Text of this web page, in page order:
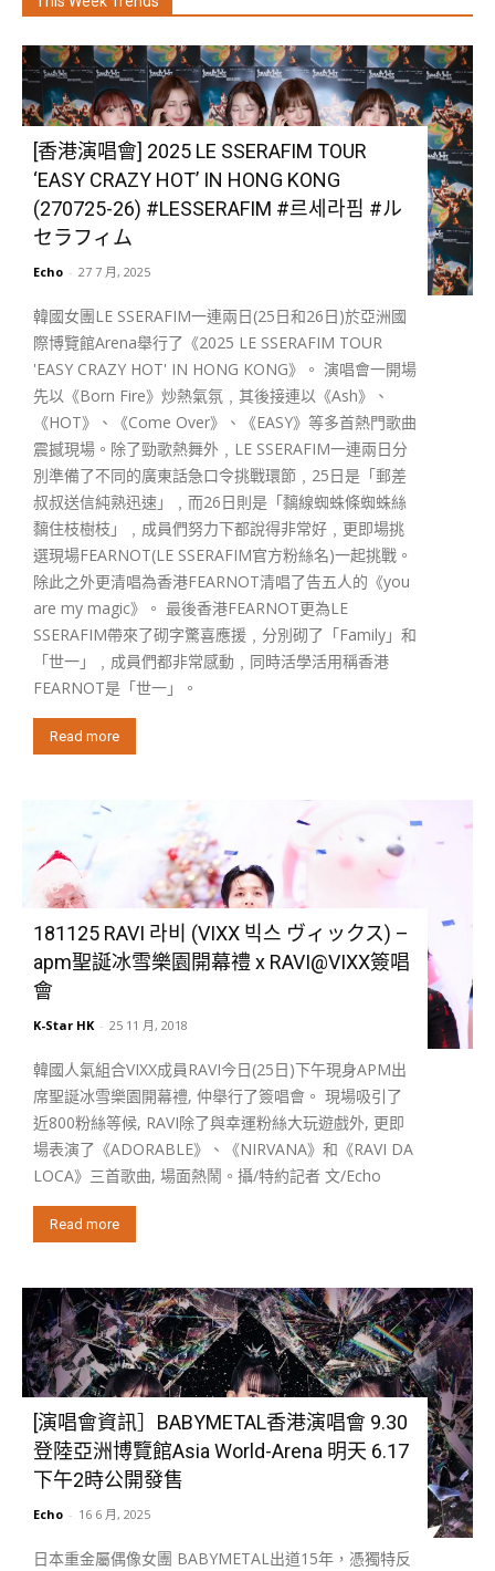
[香港演唱會] 2025 LE SSERAFIM TOUR
‘EASY CRAZY HOT’ IN HONG KONG
(270725-26) #LESSERAFIM #르세라핌 #ル
セラフィム
Echo - 27 7 月, 2025
韓國女團LE SSERAFIM一連兩日(25日和26日)於亞洲國
際博覽館Arena舉行了《2025 LE SSERAFIM TOUR
'EASY CRAZY HOT' IN HONG KONG》。 演唱會一開場
先以《Born Fire》炒熱氣氛﹐其後接連以《Ash》、
《HOT》、《Come Over》、《EASY》等多首熱門歌曲
震撼現場。除了勁歌熱舞外﹐LE SSERAFIM一連兩日分
別準備了不同的廣東話急口令挑戰環節﹐25日是「郵差
叔叔送信純熟迅速」﹐而26日則是「黐線蜘蛛條蜘蛛絲
黐住枝樹枝」﹐成員們努力下都說得非常好﹐更即場挑
選現場FEARNOT(LE SSERAFIM官方粉絲名)一起挑戰。
除此之外更清唱為香港FEARNOT清唱了告五人的《you
are my magic》。 最後香港FEARNOT更為LE
SSERAFIM帶來了砌字驚喜應援﹐分別砌了「Family」和
「世一」﹐成員們都非常感動﹐同時活學活用稱香港
FEARNOT是「世一」。
Read more
181125 RAVI 라비 (VIXX 빅스 ヴィックス) –
apm聖誕冰雪樂園開幕禮 x RAVI@VIXX簽唱
會
K-Star HK - 25 11 月, 2018
韓國人氣組合VIXX成員RAVI今日(25日)下午現身APM出
席聖誕冰雪樂園開幕禮, 仲舉行了簽唱會。 現場吸引了
近800粉絲等候, RAVI除了與幸運粉絲大玩遊戲外, 更即
場表演了《ADORABLE》、《NIRVANA》和《RAVI DA
LOCA》三首歌曲, 場面熱鬧。攝/特約記者 文/Echo
Read more
[演唱會資訊］BABYMETAL香港演唱會 9.30
登陸亞洲博覽館Asia World-Arena 明天 6.17
下午2時公開發售
Echo - 16 6 月, 2025
日本重金屬偶像女團 BABYMETAL出道15年，憑獨特反